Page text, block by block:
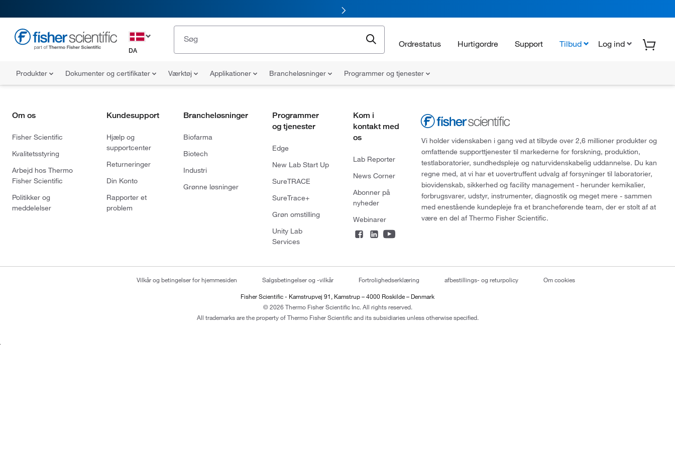
DA
Ordrestatus Hurtigordre Support Tilbud Log ind
Produkter Dokumenter og certifikater Værktøj Applikationer Brancheløsninger Programmer og tjenester
Om os
Fisher Scientific
Kvalitetsstyring
Arbejd hos Thermo
Fisher Scientific
Politikker og
meddelelser
Kundesupport
Hjælp og
supportcenter
Returneringer
Din Konto
Rapporter et
problem
Brancheløsninger
Biofarma
Biotech
Industri
Grønne løsninger
Programmer
og tjenester
Edge
New Lab Start Up
SureTRACE
SureTrace+
Grøn omstilling
Unity Lab
Services
Kom i
kontakt med
os
Lab Reporter
News Corner
Abonner på
nyheder
Webinarer
Vi holder videnskaben i gang ved at tilbyde over 2,6 millioner produkter og
omfattende supporttjenester til markederne for forskning, produktion,
testlaboratorier, sundhedspleje og naturvidenskabelig uddannelse. Du kan
regne med, at vi har et uovertruffent udvalg af forsyninger til laboratorier,
biovidenskab, sikkerhed og facility management - herunder kemikalier,
forbrugsvarer, udstyr, instrumenter, diagnostik og meget mere - sammen
med enestående kundepleje fra et brancheførende team, der er stolt af at
være en del af Thermo Fisher Scientific.
Vilkår og betingelser for hjemmesiden Salgsbetingelser og -vilkår Fortrolighedserklæring afbestillings- og returpolicy Om cookies
Fisher Scientific - Kamstrupvej 91, Kamstrup – 4000 Roskilde – Denmark
© 2026 Thermo Fisher Scientific Inc. All rights reserved.
All trademarks are the property of Thermo Fisher Scientific and its subsidiaries unless otherwise specified.